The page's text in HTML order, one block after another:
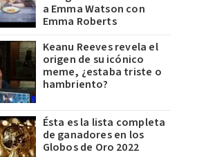
a Emma Watson con
Emma Roberts
Keanu Reeves revela el
origen de su icónico
meme, ¿estaba triste o
hambriento?
Ésta es la lista completa
de ganadores en los
Globos de Oro 2022